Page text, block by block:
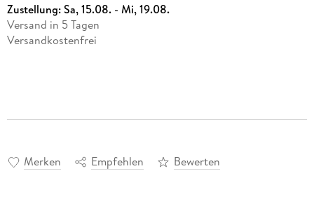
Zustellung:Sa, 15.08. - Mi, 19.08.
Versand in 5 Tagen
Versandkostenfrei
Merken Empfehlen Bewerten